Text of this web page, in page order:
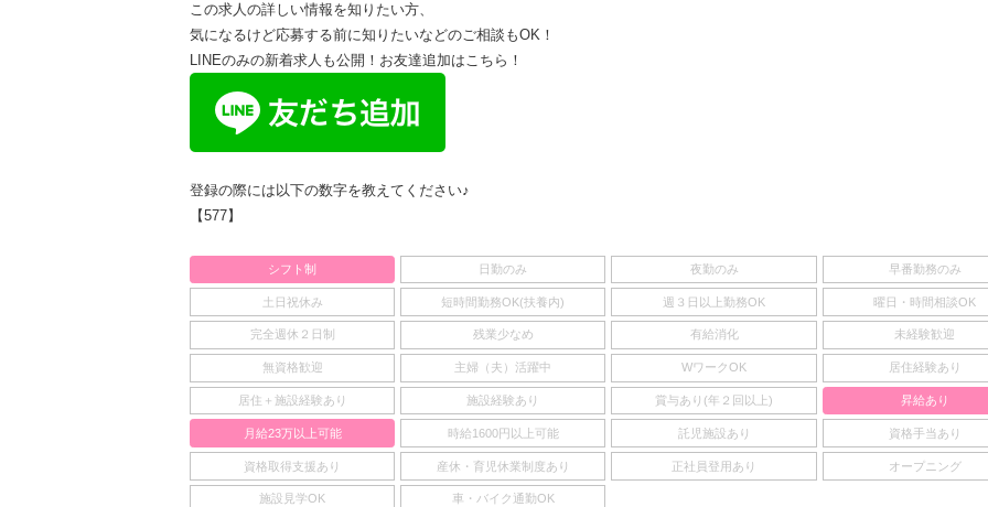
この求人の詳しい情報を知りたい方、
気になるけど応募する前に知りたいなどのご相談もOK！
LINEのみの新着求人も公開！お友達追加はこちら！
登録の際には以下の数字を教えてください♪
【577】
シフト制 日勤のみ 夜勤のみ 早番勤務のみ
土日祝休み 短時間勤務OK(扶養内) 週３日以上勤務OK 曜日・時間相談OK
完全週休２日制 残業少なめ 有給消化 未経験歓迎
無資格歓迎 主婦（夫）活躍中 WワークOK 居住経験あり
居住＋施設経験あり 施設経験あり 賞与あり(年２回以上) 昇給あり
月給23万以上可能 時給1600円以上可能 託児施設あり 資格手当あり
資格取得支援あり 産休・育児休業制度あり 正社員登用あり オープニング
施設見学OK 車・バイク通勤OK